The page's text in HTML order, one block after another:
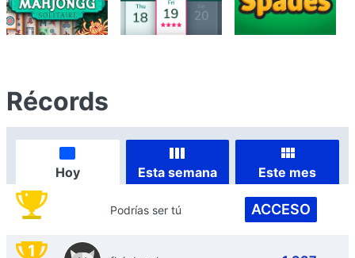
Récords
Hoy Esta semana Este mes
Podrías ser tú ACCESO
1